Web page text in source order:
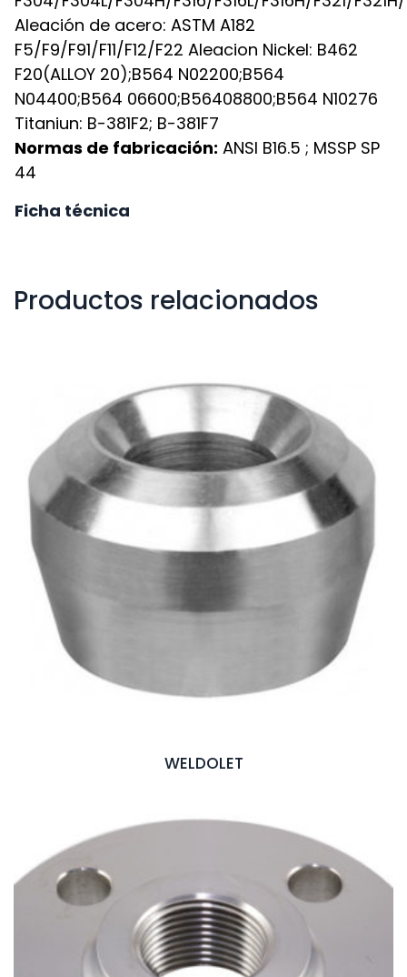
Aleación de acero: ASTM A182
F5/F9/F91/F11/F12/F22 Aleacion Nickel: B462
F20(ALLOY 20);B564 N02200;B564
N04400;B564 06600;B56408800;B564 N10276
Titaniun: B-381F2; B-381F7
Normas de fabricación: ANSI B16.5 ; MSSP SP
44
Ficha técnica
Productos relacionados
WELDOLET